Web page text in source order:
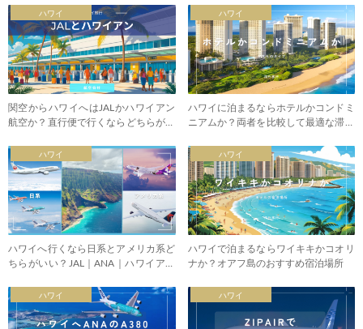
ハワイ
関空からハワイへはJALかハワイアン
航空か？直行便で行くならどちらがお
ハワイ
ハワイに泊まるならホテルかコンドミ
ニアムか？両者を比較して最適な滞在
ハワイ
ハワイへ行くなら日系とアメリカ系ど
ちらがいい？JAL｜ANA｜ハワイアン
ハワイ
ハワイで泊まるならワイキキかコオリ
ナか？オアフ島のおすすめ宿泊場所
ハワイ ハワイ